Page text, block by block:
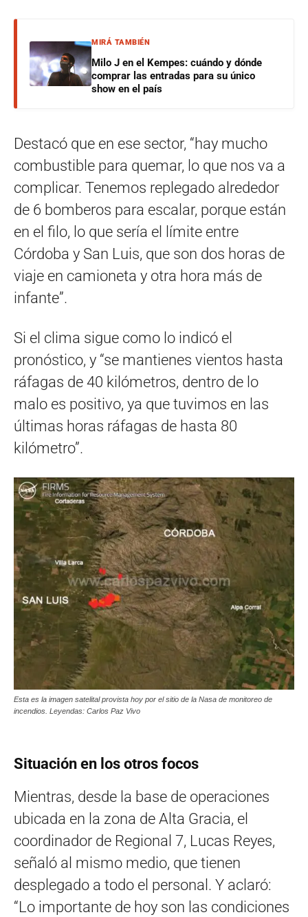
MIRÁ TAMBIÉN
Milo J en el Kempes: cuándo y dónde
comprar las entradas para su único
show en el país
Destacó que en ese sector, “hay mucho
combustible para quemar, lo que nos va a
complicar. Tenemos replegado alrededor
de 6 bomberos para escalar, porque están
en el filo, lo que sería el límite entre
Córdoba y San Luis, que son dos horas de
viaje en camioneta y otra hora más de
infante”.
Si el clima sigue como lo indicó el
pronóstico, y “se mantienes vientos hasta
ráfagas de 40 kilómetros, dentro de lo
malo es positivo, ya que tuvimos en las
últimas horas ráfagas de hasta 80
kilómetro”.
Esta es la imagen satelital provista hoy por el sitio de la Nasa de monitoreo de
incendios. Leyendas: Carlos Paz Vivo
Situación en los otros focos
Mientras, desde la base de operaciones
ubicada en la zona de Alta Gracia, el
coordinador de Regional 7, Lucas Reyes,
señaló al mismo medio, que tienen
desplegado a todo el personal. Y aclaró:
“Lo importante de hoy son las condiciones